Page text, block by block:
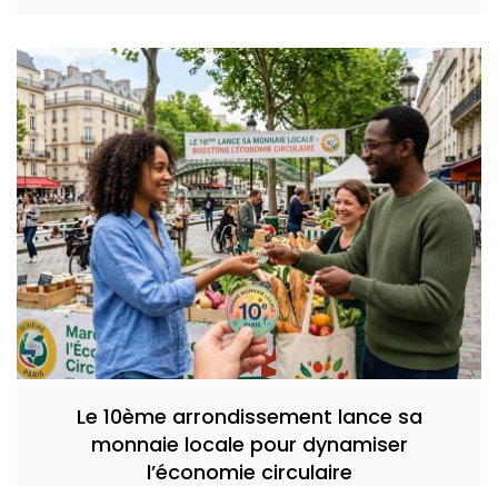
Le 10ème arrondissement lance sa
monnaie locale pour dynamiser
l’économie circulaire